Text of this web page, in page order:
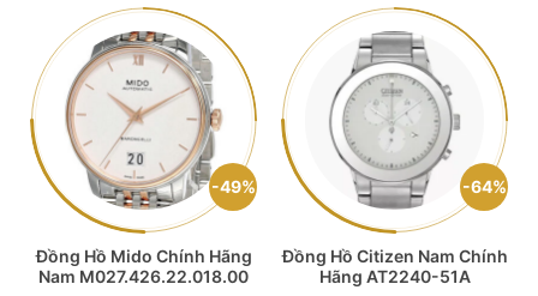
49%
Đồng Hồ Mido Chính Hãng
Nam M027.426.22.018.00
64%
Đồng Hồ Citizen Nam Chính
Hãng AT2240-51A